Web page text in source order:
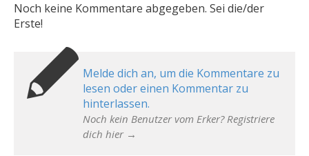
Noch keine Kommentare abgegeben. Sei die/der
Erste!
Melde dich an, um die Kommentare zu
lesen oder einen Kommentar zu
hinterlassen.
Noch kein Benutzer vom Erker? Registriere
dich hier →